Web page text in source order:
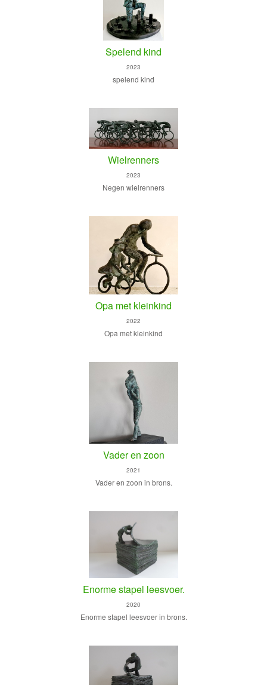
Spelend kind
2023
spelend kind
Wielrenners
2023
Negen wielrenners
Opa met kleinkind
2022
Opa met kleinkind
Vader en zoon
2021
Vader en zoon in brons.
Enorme stapel leesvoer.
2020
Enorme stapel leesvoer in brons.